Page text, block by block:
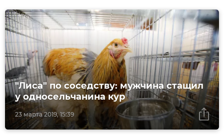
23 марта 2019, 15:39
"Лиса" по соседству: мужчина стащил
у односельчанина кур